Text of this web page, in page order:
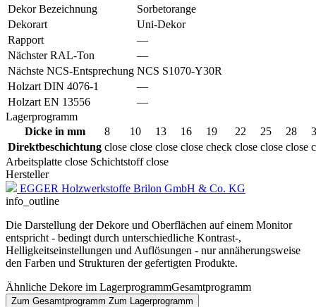
Dekor Bezeichnung
Sorbetorange
Dekorart
Uni-Dekor
Rapport
—
Nächster RAL-Ton
—
Nächste NCS-Entsprechung NCS S1070-Y30R
Holzart DIN 4076-1
—
Holzart EN 13556
—
Lagerprogramm
Dicke in mm
8 10 13 16 19 22 25 28
Direktbeschichtung close close close close check close close close
Arbeitsplatte close Schichtstoff close
Hersteller
EGGER Holzwerkstoffe Brilon GmbH & Co. KG
info_outline
Die Darstellung der Dekore und Oberflächen auf einem Monitor
entspricht - bedingt durch unterschiedliche Kontrast-,
Helligkeitseinstellungen und Auflösungen - nur annäherungsweise
den Farben und Strukturen der gefertigten Produkte.
Ähnliche Dekore im LagerprogrammGesamtprogramm
Zum Gesamtprogramm Zum Lagerprogramm